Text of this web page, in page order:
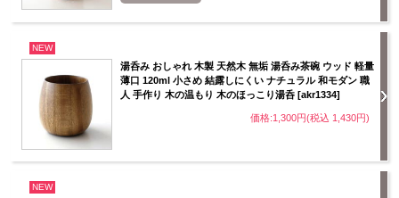
NEW
湯呑み おしゃれ 木製 天然木 無垢 湯呑み茶碗 ウッド 軽量
薄口 120ml 小さめ 結露しにくい ナチュラル 和モダン 職
人 手作り 木の温もり 木のほっこり湯呑 [akr1334]
価格:1,300円(税込 1,430円)
NEW